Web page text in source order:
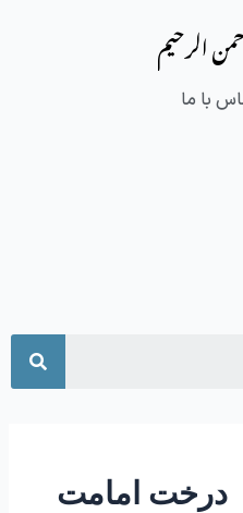
الرحیم
با ما
درخت امامت